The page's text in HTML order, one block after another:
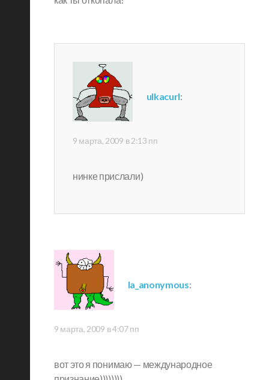
ulkacurl:
9 марта, 2009 в 2:13 пп
нинке прислали)
la_anonymous:
9 марта, 2009 в 4:07 пп
вот это я понимаю — международное